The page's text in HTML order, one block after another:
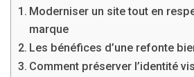
Moderniser un site tout en
marque
Les bénéfices d’une refonte
Comment préserver l’identité